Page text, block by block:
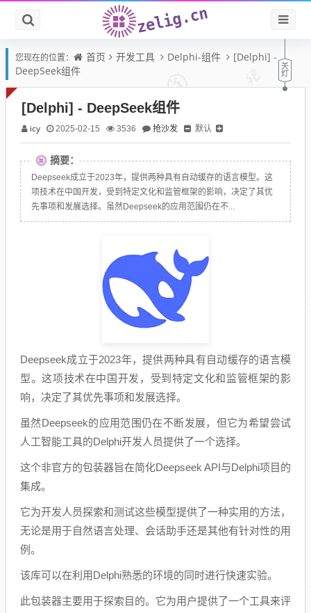
您现在的位置： 首页 开发工具 Delphi-组件
[Delphi] -
DeepSeek组件
[Delphi] - DeepSeek组件
icy 2025-02-15 3536 抢沙发 默认
摘要：
Deepseek成立于2023年，提供两种具有自动缓存的语言模型。这
项技术在中国开发，受到特定文化和监管框架的影响，决定了其优
先事项和发展选择。虽然Deepseek的应用范围仍在不...
Deepseek成立于2023年，提供两种具有自动缓存的语言模
型。这项技术在中国开发，受到特定文化和监管框架的影
响，决定了其优先事项和发展选择。
虽然Deepseek的应用范围仍在不断发展，但它为希望尝试
人工智能工具的Delphi开发人员提供了一个选择。
这个非官方的包装器旨在简化Deepseek API与Delphi项目的
集成。
它为开发人员探索和测试这些模型提供了一种实用的方法，
无论是用于自然语言处理、会话助手还是其他有针对性的用
例。
该库可以在利用Delphi熟悉的环境的同时进行快速实验。
此包装器主要用于探索目的。它为用户提供了一个工具来评